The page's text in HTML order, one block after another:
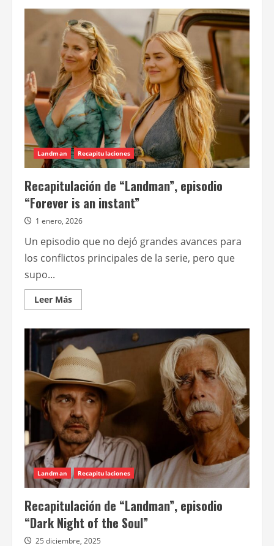
Recapitulación
de
“Landman”,
episodio
“Handsome
touch
me”
Landman Recapitulaciones
Recapitulación de “Landman”, episodio
“Forever is an instant”
1 enero, 2026
Un episodio que no dejó grandes avances para
los conflictos principales de la serie, pero que
supo...
Leer MásLeer
más
Recapitulación
de
“Landman”,
episodio
“Forever
is
an
instant”
Landman Recapitulaciones
Recapitulación de “Landman”, episodio
“Dark Night of the Soul”
25 diciembre, 2025